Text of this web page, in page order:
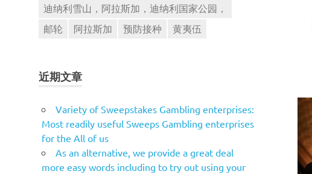
迪纳利雪山，阿拉斯加，迪纳利国家公园，
邮轮
阿拉斯加 预防接种 黄夷伍
近期文章
Variety of Sweepstakes Gambling enterprises:
Most readily useful Sweeps Gambling enterprises
for the All of us
As an alternative, we provide a great deal
more easy words including to try out using your